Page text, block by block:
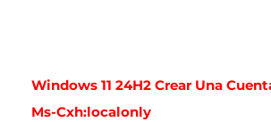
Windows 11 24H2 Crear Una
Ms-Cxh:localonly